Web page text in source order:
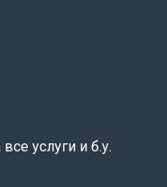
услуги и б.у.